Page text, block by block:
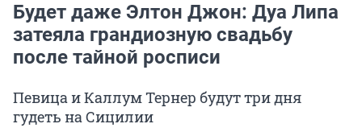
Будет даже Элтон Джон: Дуа Липа
затеяла грандиозную свадьбу
после тайной росписи
Певица и Каллум Тернер будут три дня
гудеть на Сицилии